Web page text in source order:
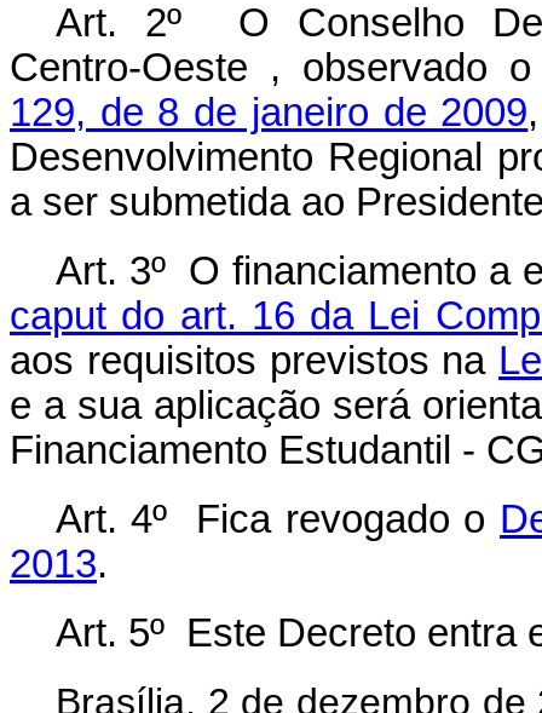
Art. 2º O Conselho
Centro-Oeste , observado
129, de 8 de janeiro de 2009
Desenvolvimento Regional
a ser submetida ao
Art. 3º O financiamento a
caput do art. 16 da Lei
aos requisitos previstos na
e a sua aplicação será
Financiamento Estudantil -
Art. 4º Fica revogado o
2013.
Art. 5º Este Decreto entra
Brasília, 2 de dezembro de